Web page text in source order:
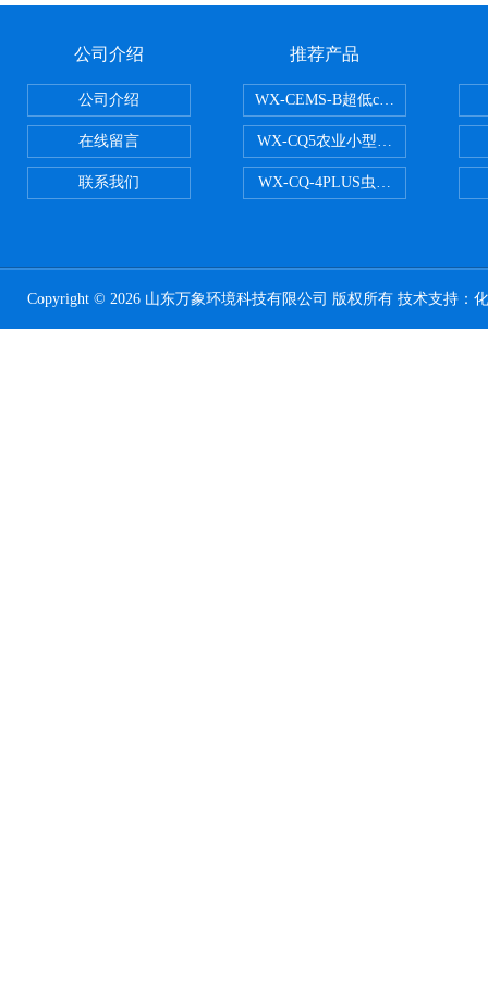
公司介绍
公司介绍
在线留言
联系我们
推荐产品
WX-CEMS-B超低cems烟气监测系
WX-CQ5农业小型气象站
WX-CQ-4PLUS虫情测报灯
Copyright © 2026 山东万象环境科技有限公司 版权所有 技术支持：